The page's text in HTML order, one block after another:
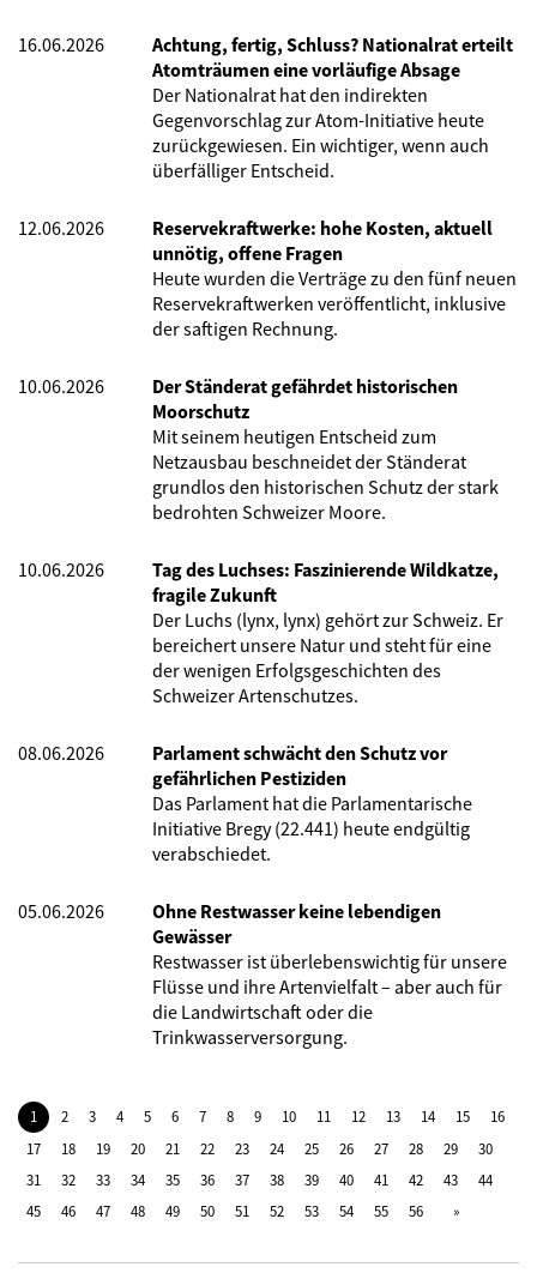
16.06.2026
Achtung, fertig, Schluss? Nationalrat erteilt
Atomträumen eine vorläufige Absage
Der Nationalrat hat den indirekten
Gegenvorschlag zur Atom-Initiative heute
zurückgewiesen. Ein wichtiger, wenn auch
überfälliger Entscheid.
12.06.2026
Reservekraftwerke: hohe Kosten, aktuell
unnötig, offene Fragen
Heute wurden die Verträge zu den fünf neuen
Reservekraftwerken veröffentlicht, inklusive
der saftigen Rechnung.
10.06.2026
Der Ständerat gefährdet historischen
Moorschutz
Mit seinem heutigen Entscheid zum
Netzausbau beschneidet der Ständerat
grundlos den historischen Schutz der stark
bedrohten Schweizer Moore.
10.06.2026
Tag des Luchses: Faszinierende Wildkatze,
fragile Zukunft
Der Luchs (lynx, lynx) gehört zur Schweiz. Er
bereichert unsere Natur und steht für eine
der wenigen Erfolgsgeschichten des
Schweizer Artenschutzes.
08.06.2026
Parlament schwächt den Schutz vor
gefährlichen Pestiziden
Das Parlament hat die Parlamentarische
Initiative Bregy (22.441) heute endgültig
verabschiedet.
05.06.2026
Ohne Restwasser keine lebendigen
Gewässer
Restwasser ist überlebenswichtig für unsere
Flüsse und ihre Artenvielfalt – aber auch für
die Landwirtschaft oder die
Trinkwasserversorgung.
1 2 3 4 5 6 7 8 9 10 11 12 13 14 15
16
17
18 19 20 21 22 23 24 25 26 27 28 29
30
31
32 33 34 35 36 37 38 39 40 41 42 43
44
45
46 47 48 49 50 51 52 53 54 55 56